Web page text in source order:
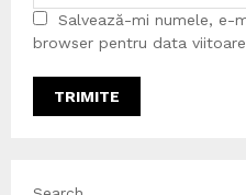
Salvează-mi numele, e-
browser pentru data